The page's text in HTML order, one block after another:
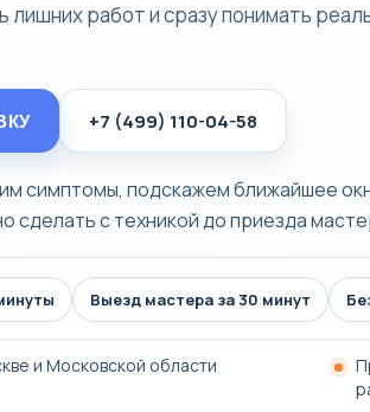
лишних работ и сразу понимать
+7 (499) 110-04-58
симптомы, подскажем ближайшее
сделать с техникой до приезда
Выезд мастера за 30 минут
и Московской области